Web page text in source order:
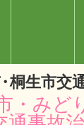
桐生市交
・みど